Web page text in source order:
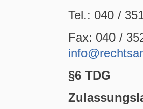
Tel.: 040 /
Fax: 040 /
§6 TDG